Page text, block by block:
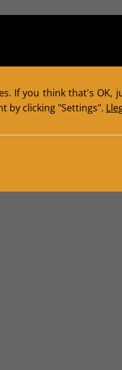
If you think that's OK,
by clicking "Settings".